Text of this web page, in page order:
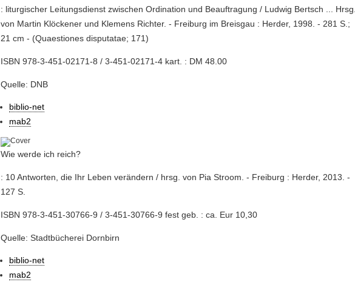
: liturgischer Leitungsdienst zwischen Ordination und Beauftragung / Ludwig Bertsch ... Hrsg.
von Martin Klöckener und Klemens Richter. - Freiburg im Breisgau : Herder, 1998. - 281 S.;
21 cm - (Quaestiones disputatae; 171)
ISBN 978-3-451-02171-8 / 3-451-02171-4 kart. : DM 48.00
Quelle: DNB
biblio-net
mab2
Wie werde ich reich?
: 10 Antworten, die Ihr Leben verändern / hrsg. von Pia Stroom. - Freiburg : Herder, 2013. -
127 S.
ISBN 978-3-451-30766-9 / 3-451-30766-9 fest geb. : ca. Eur 10,30
Quelle: Stadtbücherei Dornbirn
biblio-net
mab2